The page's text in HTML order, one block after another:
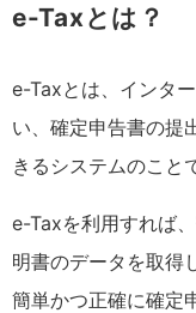
e-Taxとは？
e-Taxとは、インタ
い、確定申告書の提
きるシステムのこと
e-Taxを利用すれば
明書のデータを取得
簡単かつ正確に確定